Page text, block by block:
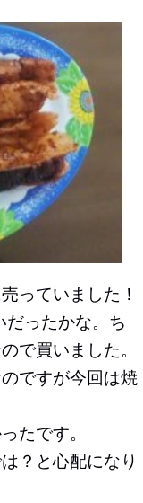
っていました！
ったかな。ち
で買いました。
ですが今回は焼
たです。
？と心配になり